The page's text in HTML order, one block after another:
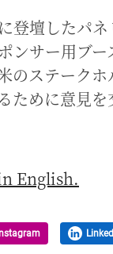
登壇したパ
ンサー用ブ
のステーク
ために意見
English.